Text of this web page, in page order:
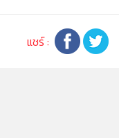
นหน้าจอ อาจ
แชร์ :